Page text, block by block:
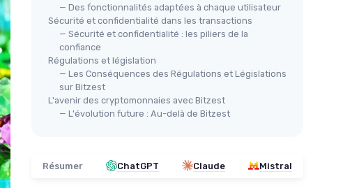
— Des fonctionnalités adaptées à chaque utilisateur
Sécurité et confidentialité dans les transactions
— Sécurité et confidentialité : les piliers de la
confiance
Régulations et législation
— Les Conséquences des Régulations et Législations
sur Bitzest
L'avenir des cryptomonnaies avec Bitzest
— L'évolution future : Au-delà de Bitzest
Résumer ChatGPT Claude Mistral